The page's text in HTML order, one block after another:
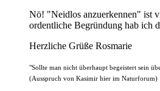
Nö! "Neidlos anzuerkennen" ist
ordentliche Begründung hab ich
Herzliche Grüße Rosmarie
"Sollte man nicht überhaupt begeistert sein
(Ausspruch von Kasimir hier im Naturforum)